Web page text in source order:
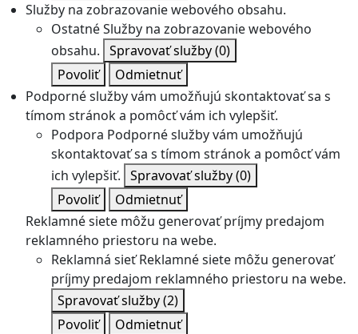
Služby na zobrazovanie webového obsahu.
OstatnéSlužby na zobrazovanie webového
obsahu. Spravovať služby(0)
Povoliť
Odmietnuť
Podporné služby vám umožňujú skontaktovať sa s
tímom stránok a pomôcť vám ich vylepšiť.
Podpora Podporné služby vám umožňujú
skontaktovať sa s tímom stránok a pomôcť vám
ich vylepšiť. Spravovať služby(0)
Povoliť
Odmietnuť
Reklamné siete môžu generovať príjmy predajom
reklamného priestoru na webe.
Reklamná sieť Reklamné siete môžu generovať
príjmy predajom reklamného priestoru na webe.
Spravovať služby(2)
Povoliť
Odmietnuť